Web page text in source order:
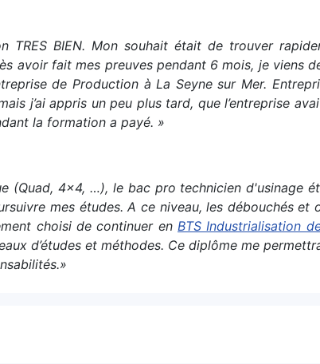
TRES BIEN. Mon souhait était de trouver
avoir fait mes preuves pendant 6 mois, je viens
de Production à La Seyne sur Mer.
j’ai appris un peu plus tard, que l’entreprise
la formation a payé. »
(Quad, 4x4, …), le bac pro technicien d'usinage
mes études. A ce niveau, les débouchés et
choisi de continuer enBTS Industrialisation
d’études et méthodes. Ce diplôme me